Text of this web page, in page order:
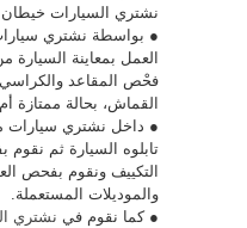
نشتري السيارات خيطان .
● بواسطة نشتري
العمل بمعاينة
فحْص المقاعد والكراسي
القماش، بحالة ممتازة أم
● داخل نشتري
تابلوه السيارة ثم
التكييف ونقوم بفحص
والموديلات المستعملة.
● كما نقوم في نشتري